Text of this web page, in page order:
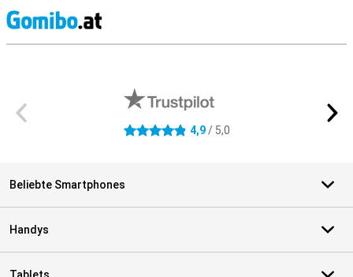
4.9 Sterne 4,9/ 5,0
Beliebte Smartphones
Handys